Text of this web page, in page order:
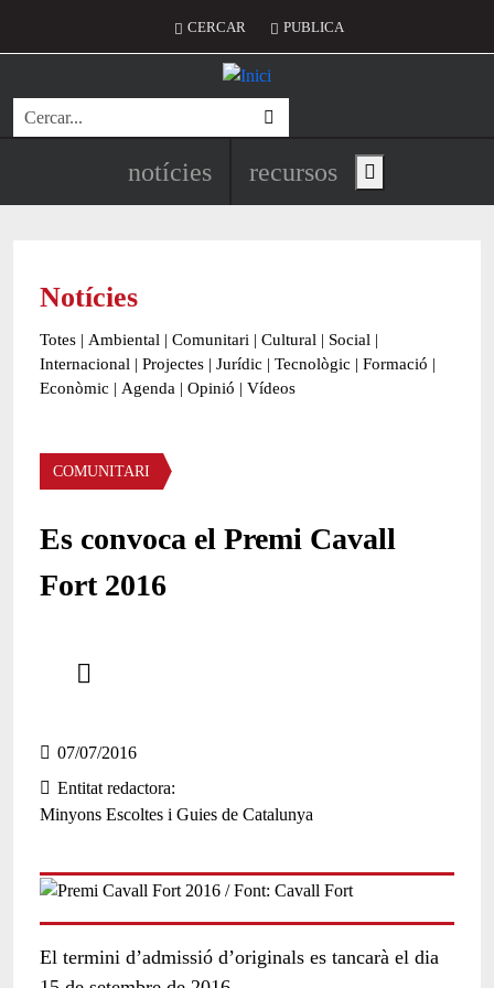
Menú del compte d'usuari
CERCAR PUBLICA
Cerca
Navegació principal de
notícies recursos Show main menu
Notícies
Totes | Ambiental | Comunitari | Cultural | Social |
Internacional | Projectes | Jurídic | Tecnològic | Formació |
Econòmic | Agenda | Opinió | Vídeos
Àmbit de la notícia
COMUNITARI
Es convoca el Premi Cavall
Fort 2016
07/07/2016
Entitat redactora
Minyons Escoltes i Guies de Catalunya
El termini d’admissió d’originals es tancarà el dia